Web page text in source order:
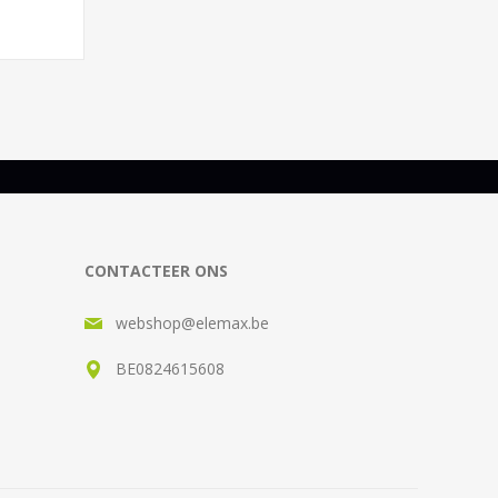
CONTACTEER ONS
webshop@elemax.be
BE0824615608